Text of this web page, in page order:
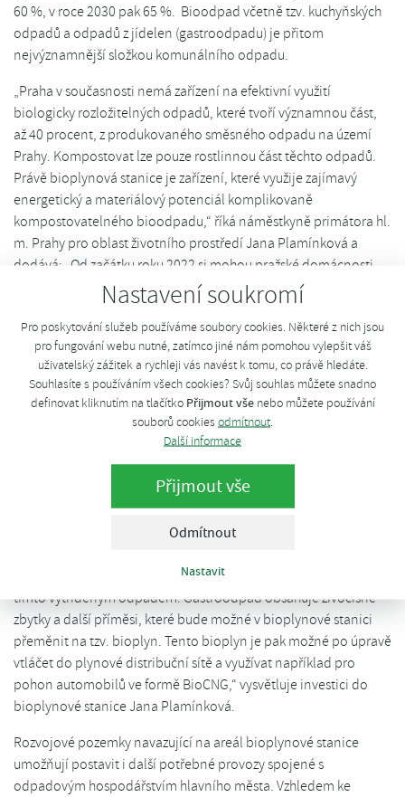
Nastavení soukromí
Pro poskytování služeb používáme soubory cookies. Některé z nich jsou
pro fungování webu nutné, zatímco jiné nám pomohou vylepšit váš
uživatelský zážitek a rychleji vás navést k tomu, co právě hledáte.
Souhlasíte s používáním všech cookies? Svůj souhlas můžete snadno
definovat kliknutím na tlačítko Přijmout všenebo můžete používání
souborů cookies odmítnout.
Další informace
Přijmout vše
Odmítnout
Nastavit
60 %, v roce 2030 pak 65 %. Bioodpad včetně tzv. kuchyňských
odpadů a odpadů z jídelen (gastroodpadu) je přitom
nejvýznamnější složkou komunálního odpadu.
„Praha v současnosti nemá zařízení na efektivní využití
biologicky rozložitelných odpadů, které tvoří významnou část,
až 40 procent, z produkovaného směsného odpadu na území
Prahy. Kompostovat lze pouze rostlinnou část těchto odpadů.
Právě bioplynová stanice je zařízení, které využije zajímavý
energetický a materiálový potenciál komplikovaně
kompostovatelného bioodpadu,“ říká náměstkyně primátora hl.
m. Prahy pro oblast životního prostředí Jana Plamínková a
dodává: „Od začátku roku 2022 si mohou pražské domácnosti
bezplatně objednat hnědé popelnice na biodpad. Podle našich
dat mohou domácnosti do těchto popelnic vytřídit až jednu
třetinu komunálního odpadu. Tím si také mohou snížit objem
nebo frekvenci vývozu svých černých popelnic, a tedy uspořit
peníze.“
S ohledem na nutné stavební úpravy bioplynové stanice, která v
současné době funguje jako převážně zemědělská, hlavní město
plánuje do 1,5 až 3 let zahájení zpracovávání gastroodpadů a
odpadů z hnědých popelnic. Nyní bioplynka využívá tzv.
technologii mokré anaerobní fermentace, která po rekonstrukci
tisíc tun biologicky rozložitelného odpadu ročně.
„Nákupem vlastní bioplynové stanice pak chceme vyřešit, co s
tímto vytříděným odpadem. Gastroodpad obsahuje živočišné
zbytky a další příměsi, které bude možné v bioplynové stanici
přeměnit na tzv. bioplyn. Tento bioplyn je pak možné po úpravě
vtláčet do plynové distribuční sítě a využívat například pro
pohon automobilů ve formě BioCNG,“ vysvětluje investici do
bioplynové stanice Jana Plamínková.
Rozvojové pozemky navazující na areál bioplynové stanice
umožňují postavit i další potřebné provozy spojené s
odpadovým hospodářstvím hlavního města. Vzhledem ke